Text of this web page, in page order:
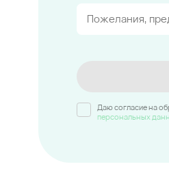
Даю согласие на
персональных